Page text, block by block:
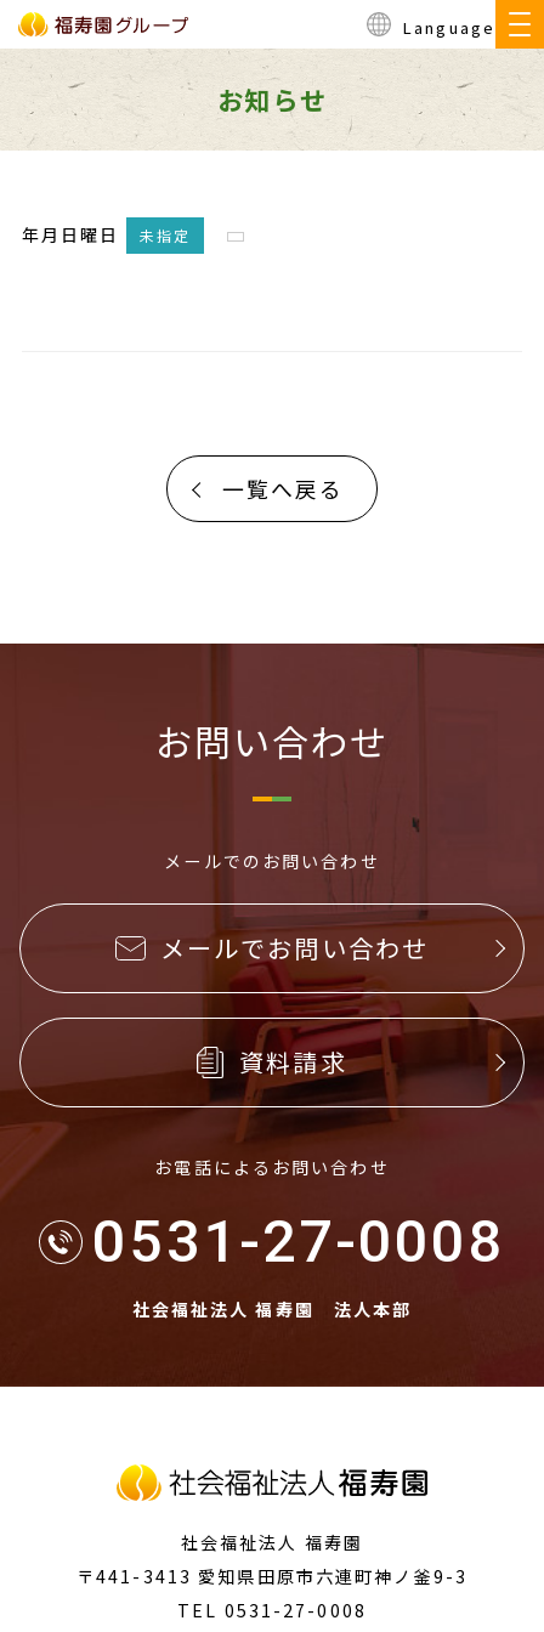
Language
お知らせ
年月日曜日 未指定
一覧へ戻る
お問い合わせ
メールでのお問い合わせ
メールでお問い合わせ
資料請求
お電話によるお問い合わせ
0531-27-0008
社会福祉法人 福寿園 法人本部
社会福祉法人 福寿園
〒441-3413 愛知県田原市 六連町神ノ釜9-3
TEL 0531-27-0008